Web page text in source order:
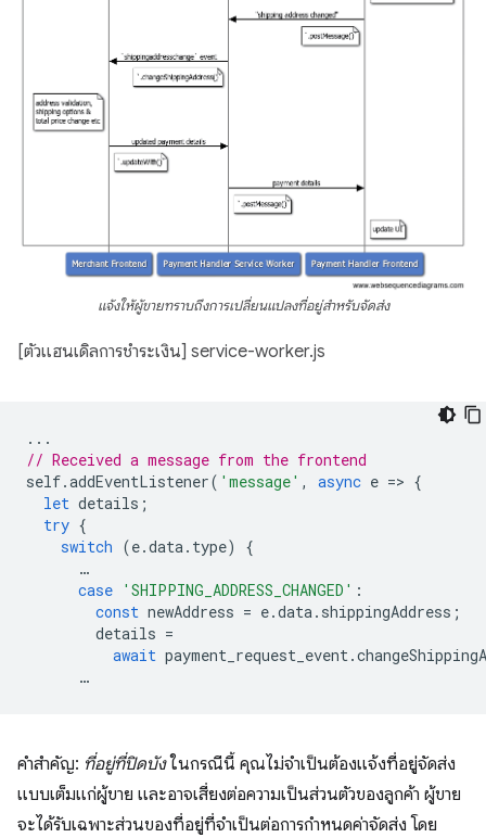
แจ้งให้ผู้ขายทราบถึงการเปลี่ยนแปลงที่อยู่สำหรับจัดส่ง
[ตัวแฮนเดิลการชำระเงิน] service-worker.js
...
// Received a message from the frontend
self.addEventListener( 'message' , async e => {
let details ;
try {
switch (e.data. type)
{
…
case 'SHIPPING_ADDRESS_CHANGED' :
const newAddress = e.data. shippingAddress ;
details =
await payment_request_event.
…
คำสำคัญ: ที่อยู่ที่ปิดบังในกรณีนี้ คุณไม่จำเป็นต้องแจ้งที่อยู่จัดส่ง
แบบเต็มแก่ผู้ขาย และอาจเสี่ยงต่อความเป็นส่วนตัวของลูกค้า ผู้ขาย
จะได้รับเฉพาะส่วนของที่อยู่ที่จำเป็นต่อการกำหนดค่าจัดส่ง โดย